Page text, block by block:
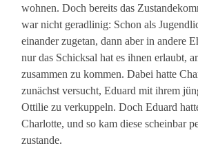
wohnen. Doch bereits das
war nicht geradlinig: Schon als
einander zugetan, dann aber in andere
nur das Schicksal hat es ihnen erlaubt,
zusammen zu kommen. Dabei hatte
zunächst versucht, Eduard mit ihrem
Ottilie zu verkuppeln. Doch Eduard
Charlotte, und so kam diese scheinbar
zustande.